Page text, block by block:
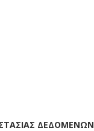
ΔΕΔΟΜΕΝΩΝ